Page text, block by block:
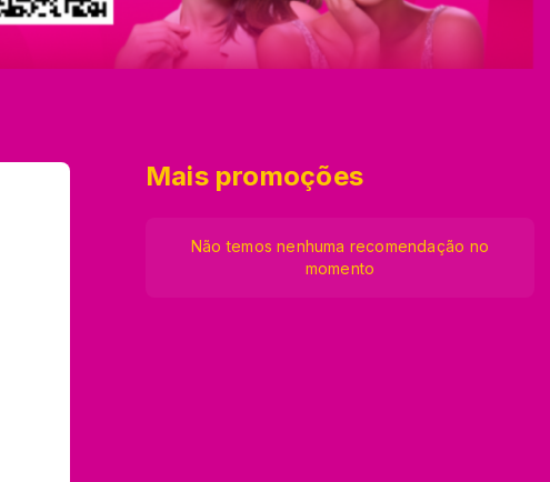
Mais promoções
Não temos nenhuma recomendação no
momento